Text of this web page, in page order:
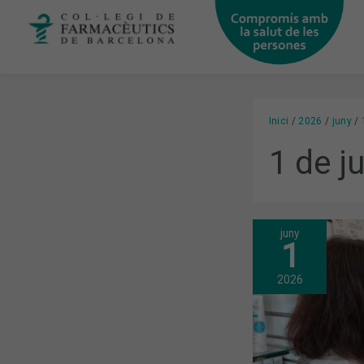
Inici 2026 juny 1
1 de
juny
1
2026
LA
CONCERTADA
DE
MUFACE
JA
ESTÀ
DISPONIBLE
PER